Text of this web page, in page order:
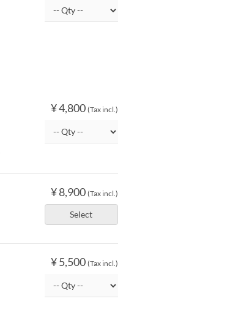
¥ 4,800 (Tax incl.)
¥ 8,900 (Tax incl.)
Select
¥ 5,500 (Tax incl.)